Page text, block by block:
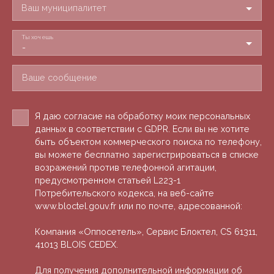
Ваш муниципалитет
-
Ты хочешь
Ваше сообщение
Я даю согласие на обработку моих персональных
данных в соответствии с GDPR. Если вы не хотите
быть объектом коммерческого поиска по телефону,
вы можете бесплатно зарегистрироваться в списке
возражений против телефонной агитации,
предусмотренном статьей L223-1
Потребительского кодекса, на веб-сайте
www.bloctel.gouv.fr или по почте, адресованной:
Компания «Оппосетель», Сервис Блоктел, CS 61311,
41013 BLOIS CEDEX.
Для получения дополнительной информации об